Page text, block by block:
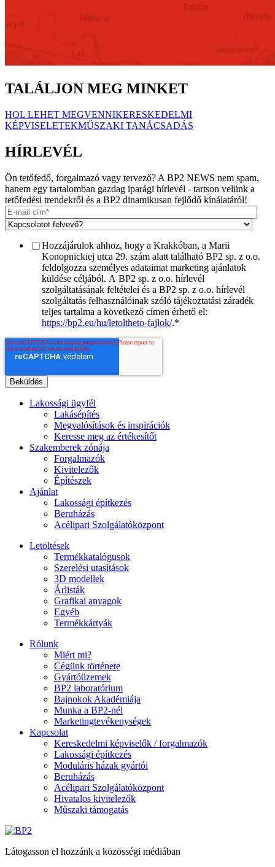
TALÁLJON MEG MINKET
HOL LEHET MEGVENNIKERESKEDELMI
KÉPVISELETEKMŰSZAKI TANÁCSADÁS
HÍRLEVÉL
Ön tetőfedő, forgalmazó vagy tervező? A BP2 NEWS nem spam,
hanem egy tartalomban gazdag iparági hírlevél - tartson velünk a
tetőfedési trendekről és a BP2 dinamikusan fejlődő kínálatáról!
Hozzájárulok ahhoz, hogy a Krakkóban, a Marii
Konopnickiej utca 29. szám alatt található BP2 sp. z o.o.
feldolgozza személyes adataimat marketing ajánlatok
küldése céljából. A BP2 sp. z o.o. hírlevél
szolgáltatásának feltételei és a BP2 sp. z o.o. hírlevél
szolgáltatás felhasználóinak szóló tájékoztatási záradék
teljes tartalma a következő címen érhető el:
https://bp2.eu/hu/letoltheto-fajlok/.*
Lakossági ügyfél
Lakásépítés
Megvalósítások és inspirációk
Keresse meg az értékesítőt
Szakemberek zónája
Forgalmazók
Kivitelezők
Építészek
Ajánlat
Lakossági építkezés
Beruházás
Acélipari Szolgálatóközpont
Letöltések
Termékkatalógusok
Szerelési utasítások
3D modellek
Árlisták
Grafikai anyagok
Egyéb
Termékkártyák
Rólunk
Miért mi?
Cégünk története
Gyártóüzemek
BP2 laboratórium
Bajnokok Akadémiája
Munka a BP2-nél
Marketingtevékenységek
Kapcsolat
Kereskedelmi képviselők / forgalmazók
Lakossági építkezés
Moduláris házak gyártói
Beruházás
Acélipari Szolgálatóközpont
Hivatalos kivitelezők
Műszaki támogatás
Látogasson el hozzánk a közösségi médiában